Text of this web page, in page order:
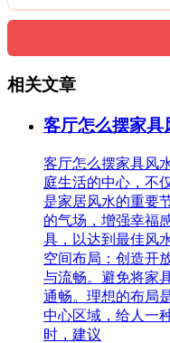
相关文章
客厅怎么摆家具
客厅怎么摆家具风
庭生活的中心，不
是家居风水的重要
的气场，增强幸福
具，以达到最佳风
空间布局：创造开
与流畅。避免将家
通畅。理想的布局
中心区域，给人一
时，建议